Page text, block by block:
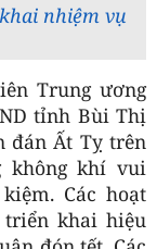
nhiệm vụ
Trung ương
tỉnh Bùi Thị
đán Ất Tỵ trên
không khí vui
Các hoạt
khai hiệu